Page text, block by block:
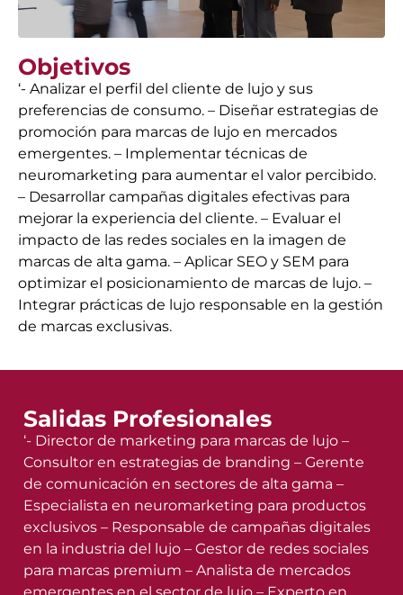
Objetivos
‘- Analizar el perfil del cliente de lujo y sus
preferencias de consumo. – Diseñar estrategias de
promoción para marcas de lujo en mercados
emergentes. – Implementar técnicas de
neuromarketing para aumentar el valor percibido.
– Desarrollar campañas digitales efectivas para
mejorar la experiencia del cliente. – Evaluar el
impacto de las redes sociales en la imagen de
marcas de alta gama. – Aplicar SEO y SEM para
optimizar el posicionamiento de marcas de lujo. –
Integrar prácticas de lujo responsable en la gestión
de marcas exclusivas.
Salidas Profesionales
‘- Director de marketing para marcas de lujo –
Consultor en estrategias de branding – Gerente
de comunicación en sectores de alta gama –
Especialista en neuromarketing para productos
exclusivos – Responsable de campañas digitales
en la industria del lujo – Gestor de redes sociales
para marcas premium – Analista de mercados